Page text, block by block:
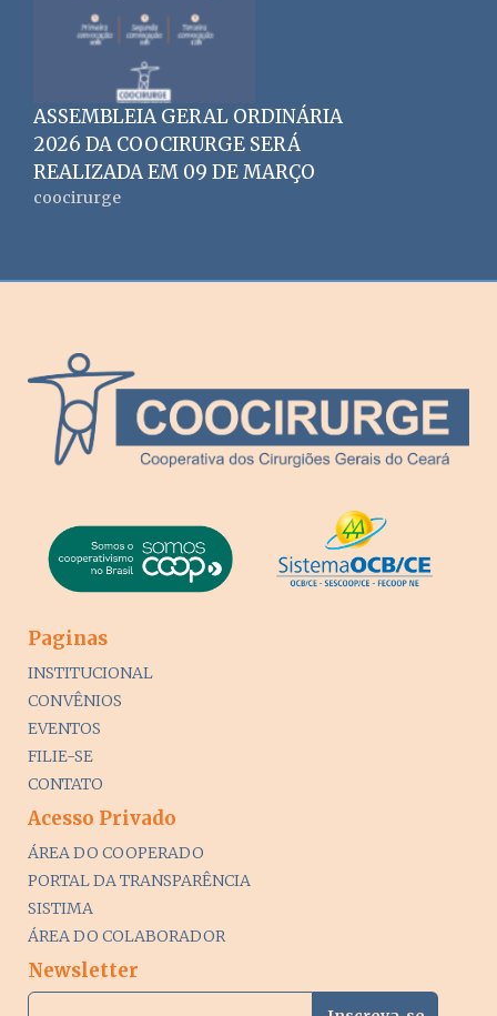
ASSEMBLEIA GERAL ORDINÁRIA
2026 DA COOCIRURGE SERÁ
REALIZADA EM 09 DE MARÇO
coocirurge
Paginas
INSTITUCIONAL
CONVÊNIOS
EVENTOS
FILIE-SE
CONTATO
Acesso Privado
ÁREA DO COOPERADO
PORTAL DA TRANSPARÊNCIA
SISTIMA
ÁREA DO COLABORADOR
Newsletter